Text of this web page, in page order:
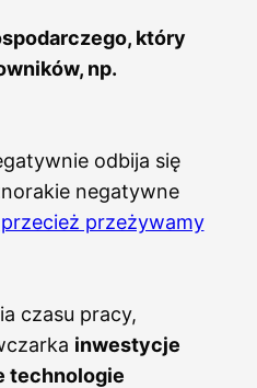
który
np.
odbija się
negatywne
przeżywamy
czasu pracy,
inwestycje
technologie